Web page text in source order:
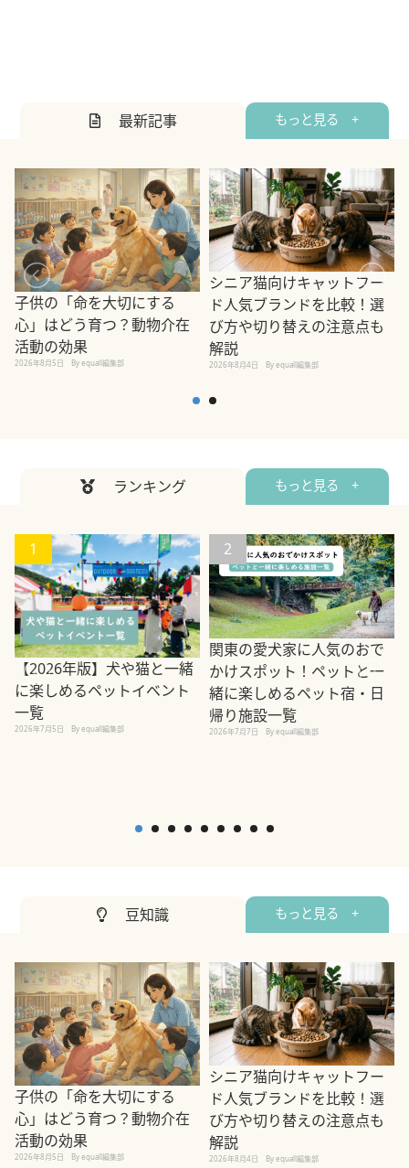
最新記事 もっと見る +
子供の「命を大切にする
心」はどう育つ？動物介在
活動の効果
2026年8月5日 By equall編集部
シニア猫向けキャットフー
ド人気ブランドを比較！選
び方や切り替えの注意点も
解説
2026年8月4日 By equall編集部
ランキング もっと見る +
1
【2026年版】犬や猫と一緒
に楽しめるペットイベント
一覧
2026年7月5日 By equall編集部
2
関東の愛犬家に人気のおで
かけスポット！ペットと一
緒に楽しめるペット宿・日
帰り施設一覧
2026年7月7日 By equall編集部
豆知識 もっと見る +
子供の「命を大切にする
心」はどう育つ？動物介在
活動の効果
2026年8月5日 By equall編集部
シニア猫向けキャットフー
ド人気ブランドを比較！選
び方や切り替えの注意点も
解説
2026年8月4日 By equall編集部